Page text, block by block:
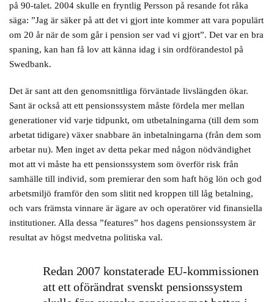
på 90-talet. 2004 skulle en fryntlig Persson på resande fot råka
säga: ”Jag är säker på att det vi gjort inte kommer att vara populärt
om 20 år när de som går i pension ser vad vi gjort”. Det var en bra
spaning, kan han få lov att känna idag i sin ordförandestol på
Swedbank.
Det är sant att den genomsnittliga förväntade livslängden ökar.
Sant är också att ett pensionssystem måste fördela mer mellan
generationer vid varje tidpunkt, om utbetalningarna (till dem som
arbetat tidigare) växer snabbare än inbetalningarna (från dem som
arbetar nu). Men inget av detta pekar med någon nödvändighet
mot att vi måste ha ett pensionssystem som överför risk från
samhälle till individ, som premierar den som haft hög lön och god
arbetsmiljö framför den som slitit ned kroppen till låg betalning,
och vars främsta vinnare är ägare av och operatörer vid finansiella
institutioner. Alla dessa ”features” hos dagens pensionssystem är
resultat av högst medvetna politiska val.
Redan 2007 konstaterade EU-kommissionen
att ett oförändrat svenskt pensionssystem